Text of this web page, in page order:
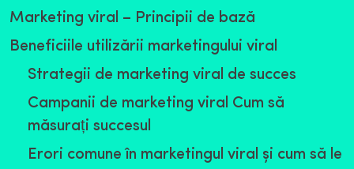
Marketing viral – Principii de bază
Beneficiile utilizării marketingului viral
Strategii de marketing viral de succes
Campanii de marketing viral Cum să
măsurați succesul
Erori comune în marketingul viral și cum să le